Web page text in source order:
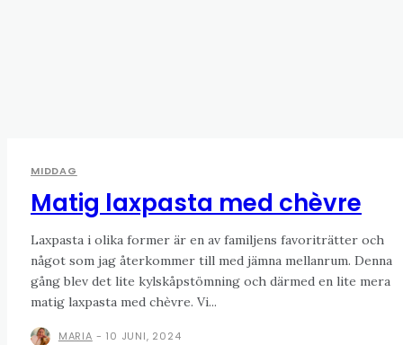
MIDDAG
Matig laxpasta med chèvre
Laxpasta i olika former är en av familjens favoriträtter och
något som jag återkommer till med jämna mellanrum. Denna
gång blev det lite kylskåpstömning och därmed en lite mera
matig laxpasta med chèvre. Vi...
MARIA - 10 JUNI, 2024